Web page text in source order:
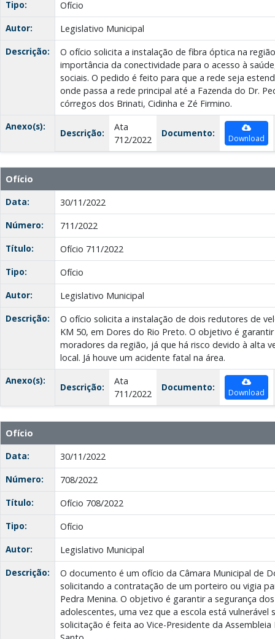
Tipo:
Ofício
Autor:
Legislativo Municipal
Descrição:
O ofício solicita a instalação de fibra óptica na
importância da conectividade para o acesso à
sociais. O pedido é feito para que a rede seja
onde passa a rede principal até a Fazenda do Dr.
córregos dos Brinati, Cidinha e Zé Firmino.
Anexo(s):
Descrição:
Ata
712/2022
Documento: Download
Ofício
Data:
30/11/2022
Número:
711/2022
Título:
Ofício 711/2022
Tipo:
Ofício
Autor:
Legislativo Municipal
Descrição:
O ofício solicita a instalação de dois redutores de
KM 50, em Dores do Rio Preto. O objetivo é
moradores da região, já que há risco devido à alta
local. Já houve um acidente fatal na área.
Anexo(s):
Descrição:
Ata
711/2022
Documento: Download
Ofício
Data:
30/11/2022
Número:
708/2022
Título:
Ofício 708/2022
Tipo:
Ofício
Autor:
Legislativo Municipal
Descrição:
O documento é um ofício da Câmara Municipal de
solicitando a contratação de um porteiro ou vigia
Pedra Menina. O objetivo é garantir a segurança
adolescentes, uma vez que a escola está vulnerável
solicitação é feita ao Vice-Presidente da